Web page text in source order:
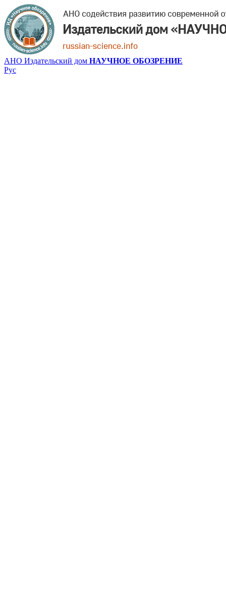
АНО Издательский дом НАУЧНОЕ ОБОЗРЕНИЕ
Рус